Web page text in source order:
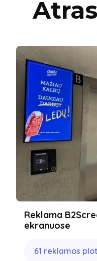
Reklama
ekranuose
61 reklamos